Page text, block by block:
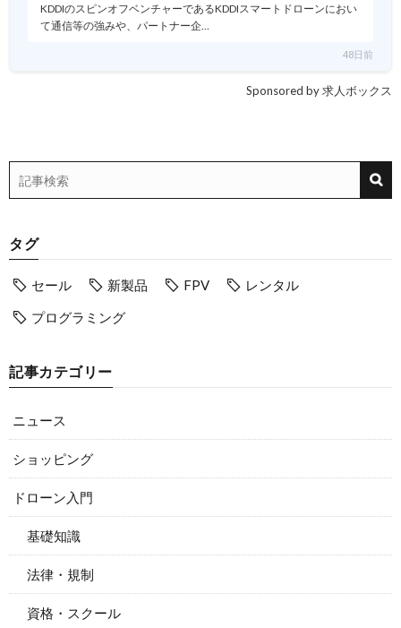
KDDIのスピンオフベンチャーであるKDDIスマートドローンにおい
て通信等の強みや、パートナー企…
48日前
Sponsored by 求人ボックス
タグ
セール 新製品 FPV
レンタル
プログラミング
記事カテゴリー
ニュース
ショッピング
ドローン入門
基礎知識
法律・規制
資格・スクール